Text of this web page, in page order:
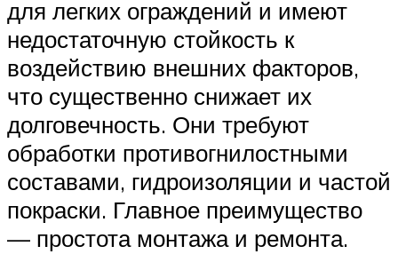
для легких ограждений и имеют
недостаточную стойкость к
воздействию внешних факторов,
что существенно снижает их
долговечность. Они требуют
обработки противогнилостными
составами, гидроизоляции и частой
покраски. Главное преимущество
— простота монтажа и ремонта.